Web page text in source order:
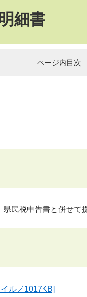
細書
ページ内目次
民税申告書と併せて
ル／1017KB]